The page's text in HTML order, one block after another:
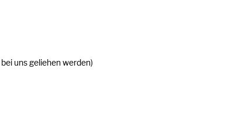
uns geliehen werden)